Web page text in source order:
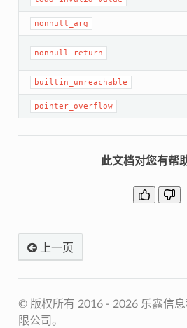
nonnull_arg
nonnull_return
builtin_unreachable
pointer_overflow
此文档对您有帮
上一页
© 版权所有 2016 - 2026 乐鑫信
限公司。